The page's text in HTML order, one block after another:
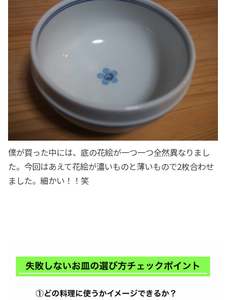
僕が買った中には、底の花絵が一つ一つ全然異なりまし
た。今回はあえて花絵が濃いものと薄いもので2枚合わせ
ました。細かい！！笑